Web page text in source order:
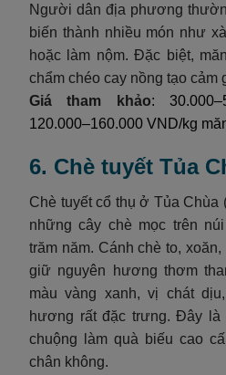
Người dân địa phương
biến thành nhiều món như
hoặc làm nộm. Đặc biệt,
chẩm chéo cay nồng tạo cảm
Giá tham khảo:
120.000–160.000 VND/kg
6. Chè tuyết Tủa
Chè tuyết cổ thụ ở Tủa
những cây chè mọc trên
trăm năm. Cánh chè to,
giữ nguyên hương thơm
màu vàng xanh, vị chát
hương rất đặc trưng. Đây
chuộng làm quà biếu cao
chân không.